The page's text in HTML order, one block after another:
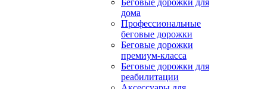
Беговые дорожки для
дома
Профессиональные
беговые дорожки
Беговые дорожки
премиум-класса
Беговые дорожки для
реабилитации